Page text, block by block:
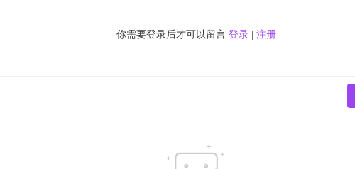
你需要登录后才可以留言 登录| 注册